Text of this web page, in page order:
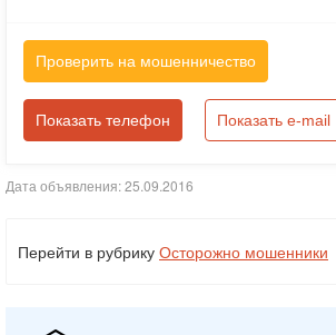
Проверить на мошенничество
Показать телефон Показать e-mail
Дата объявления: 25.09.2016
Перейти в рубрику Осторожно мошенники